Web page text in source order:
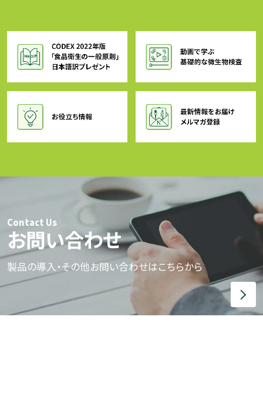
Contact Us
お問い合わせ
製品の導入・その他お問い合わせはこちらから